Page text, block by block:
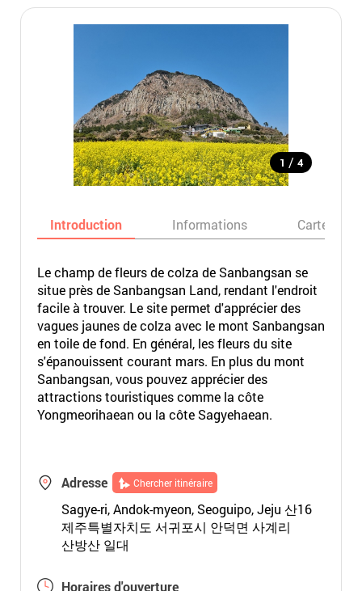
1 / 4
Introduction Informations Carte
Le champ de fleurs de colza de Sanbangsan se
situe près de Sanbangsan Land, rendant l'endroit
facile à trouver. Le site permet d'apprécier des
vagues jaunes de colza avec le mont Sanbangsan
en toile de fond. En général, les fleurs du site
s'épanouissent courant mars. En plus du mont
Sanbangsan, vous pouvez apprécier des
attractions touristiques comme la côte
Yongmeorihaean ou la côte Sagyehaean.
Adresse Chercher itinéraire
Sagye-ri, Andok-myeon, Seoguipo, Jeju 산16
제주특별자치도 서귀포시 안덕면 사계리
산방산 일대
Horaires d'ouverture